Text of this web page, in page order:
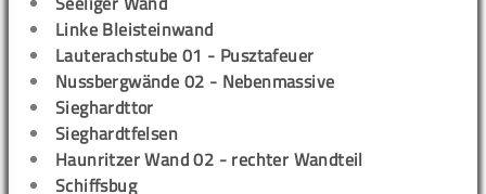
Linke Bleisteinwand
Lauterachstube 01 - Pusztafeuer
Nussbergwände 02 - Nebenmassive
Sieghardttor
Sieghardtfelsen
Haunritzer Wand 02 - rechter Wandteil
Schiffsbug